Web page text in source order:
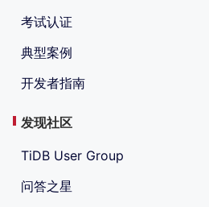
考试认证
典型案例
开发者指南
发现社区
TiDB User Group
问答之星